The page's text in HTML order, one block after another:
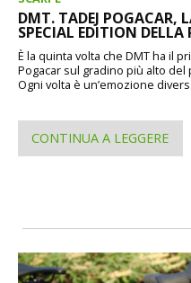
DMT. TADEJ POGACAR,
SPECIAL EDITION DELLA
È la quinta volta che DMT ha il
Pogacar sul gradino più alto
Ogni volta è un’emozione
CONTINUA A LEGGERE